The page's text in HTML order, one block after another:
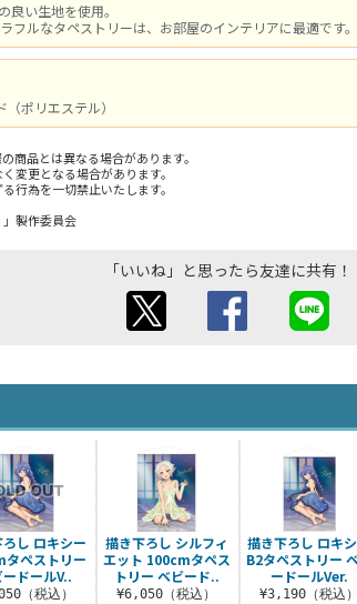
良い生地を使用。
フルなタペストリーは、お部屋のインテリアに最適です。
ポリエステル）
商品とは異なる場合があります。
変更となる場合があります。
行為を一切禁止いたします。
製作委員会
「いいね」と思ったら友達に共有！
描き下ろし シルフィ
エット 100cmタペス
トリー ベビード..
¥6,050（税込）
描き下ろし ロキ
B2タペストリー
ードールVer.
¥3,190（税込
し ロキシー
タペストリー
ドールV..
（税込）